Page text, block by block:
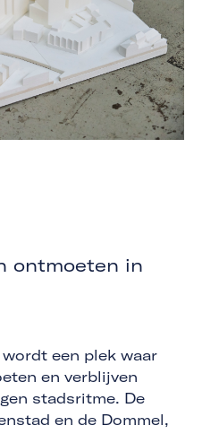
ontmoeten in
een plek waar
en verblijven
stadsritme. De
en de Dommel,